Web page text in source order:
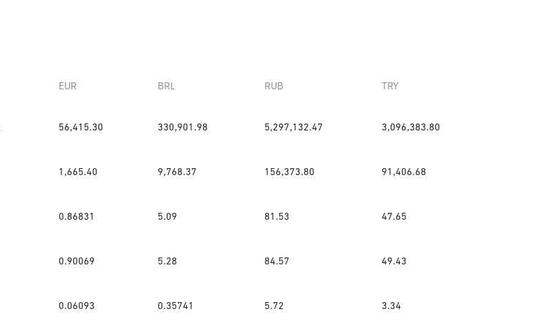
EUR BRL RUB TRY
56,415.30 330,901.98 5,297,132.47 3,096,383.80
1,665.40 9,768.37 156,373.80 91,406.68
0.86831 5.09 81.53 47.65
0.90069 5.28 84.57 49.43
0.06093 0.35741 5.72 3.34